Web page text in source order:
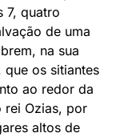
7, quatro
de uma
na sua
que os sitiantes
ao redor da
rei Ozias, por
altos de